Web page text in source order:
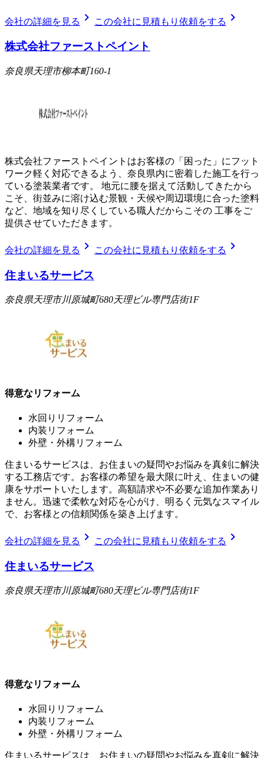
会社の詳細を見る chevron_right この会社に見積もり依頼をする chevron_right
株式会社ファーストペイント
奈良県天理市柳本町160-1
株式会社ファーストペイントはお客様の「困った」にフット
ワーク軽く対応できるよう、奈良県内に密着した施工を行っ
ている塗装業者です。 地元に腰を据えて活動してきたから
こそ、街並みに溶け込む景観・天候や周辺環境に合った塗料
など、地域を知り尽くしている職人だからこその 工事をご
提供させていただきます。
会社の詳細を見る chevron_right この会社に見積もり依頼をする chevron_right
住まいるサービス
奈良県天理市川原城町680天理ビル専門店街1F
得意なリフォーム
水回りリフォーム
内装リフォーム
外壁・外構リフォーム
住まいるサービスは、お住まいの疑問やお悩みを真剣に解決
する工務店です。お客様の希望を最大限に叶え、住まいの健
康をサポートいたします。高額請求や不必要な追加作業あり
ません。迅速で柔軟な対応を心がけ、明るく元気なスマイル
で、お客様との信頼関係を築き上げます。
会社の詳細を見る chevron_right この会社に見積もり依頼をする chevron_right
住まいるサービス
奈良県天理市川原城町680天理ビル専門店街1F
得意なリフォーム
水回りリフォーム
内装リフォーム
外壁・外構リフォーム
住まいるサービスは、お住まいの疑問やお悩みを真剣に解決